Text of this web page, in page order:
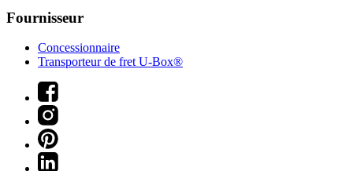
Fournisseur
Concessionnaire
Transporteur de fret U-Box®